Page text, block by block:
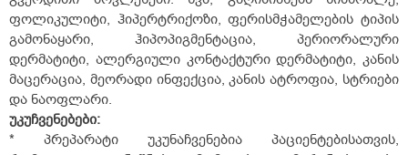
ფოლიკულიტი, ჰიპერტრიქოზი, ფერისმჭამელების ტიპის
გამონაყარი, ჰიპოპიგმენტაცია, პერიორალური
დერმატიტი, ალერგიული კონტაქტური დერმატიტი, კანის
მაცერაცია, მეორადი ინფექცია, კანის ატროფია, სტრიები
და ნაოფლარი.
უკუჩვენებები:
* პრეპარატი უკუნაჩვენებია პაციენტებისათვის,